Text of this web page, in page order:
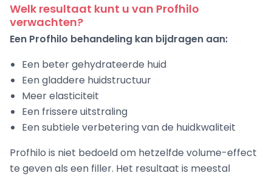
Welk resultaat kunt u van Profhilo
verwachten?
Een Profhilo behandeling kan bijdragen aan:
Een beter gehydrateerde huid
Een gladdere huidstructuur
Meer elasticiteit
Een frissere uitstraling
Een subtiele verbetering van de huidkwaliteit
Profhilo is niet bedoeld om hetzelfde volume-effect
te geven als een filler. Het resultaat is meestal